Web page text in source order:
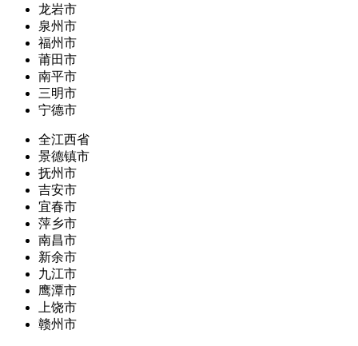
龙岩市
泉州市
福州市
莆田市
南平市
三明市
宁德市
全江西省
景德镇市
抚州市
吉安市
宜春市
萍乡市
南昌市
新余市
九江市
鹰潭市
上饶市
赣州市